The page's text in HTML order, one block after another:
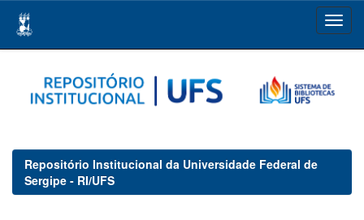
navigation
Repositório Institucional da Universidade Federal de
Sergipe - RI/UFS